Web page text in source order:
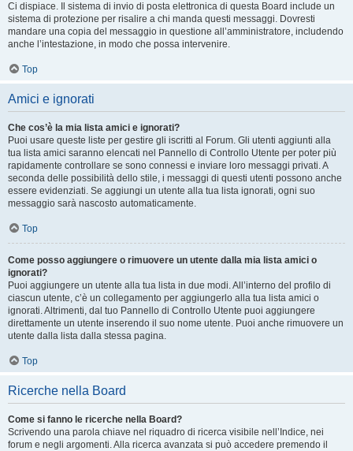
Ci dispiace. Il sistema di invio di posta elettronica di questa Board include un
sistema di protezione per risalire a chi manda questi messaggi. Dovresti
mandare una copia del messaggio in questione all’amministratore, includendo
anche l’intestazione, in modo che possa intervenire.
Top
Amici e ignorati
Che cos’è la mia lista amici e ignorati?
Puoi usare queste liste per gestire gli iscritti al Forum. Gli utenti aggiunti alla
tua lista amici saranno elencati nel Pannello di Controllo Utente per poter più
rapidamente controllare se sono connessi e inviare loro messaggi privati. A
seconda delle possibilità dello stile, i messaggi di questi utenti possono anche
essere evidenziati. Se aggiungi un utente alla tua lista ignorati, ogni suo
messaggio sarà nascosto automaticamente.
Top
Come posso aggiungere o rimuovere un utente dalla mia lista amici o
ignorati?
Puoi aggiungere un utente alla tua lista in due modi. All’interno del profilo di
ciascun utente, c’è un collegamento per aggiungerlo alla tua lista amici o
ignorati. Altrimenti, dal tuo Pannello di Controllo Utente puoi aggiungere
direttamente un utente inserendo il suo nome utente. Puoi anche rimuovere un
utente dalla lista dalla stessa pagina.
Top
Ricerche nella Board
Come si fanno le ricerche nella Board?
Scrivendo una parola chiave nel riquadro di ricerca visibile nell’Indice, nei
forum e negli argomenti. Alla ricerca avanzata si può accedere premendo il